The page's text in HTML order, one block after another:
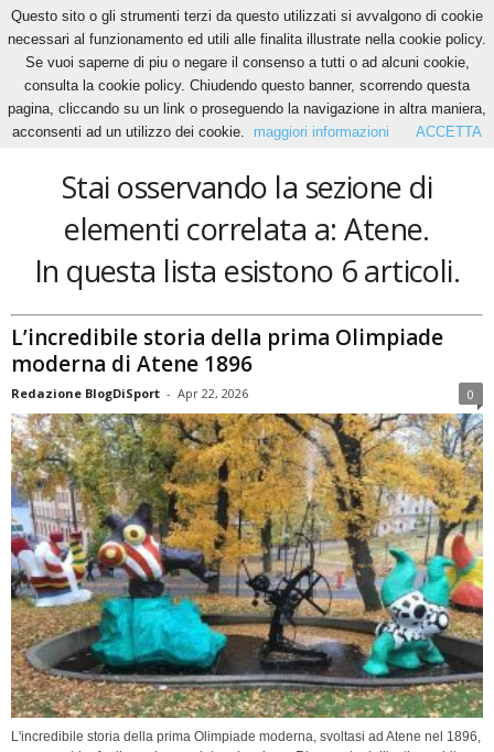
Home Tags Atene
Atene
Stai osservando la sezione di
elementi correlata a: Atene.
In questa lista esistono 6 articoli.
L’incredibile storia della prima Olimpiade
moderna di Atene 1896
Redazione BlogDiSport - Apr 22, 2026 0
L'incredibile storia della prima Olimpiade moderna, svoltasi ad Atene nel 1896,
Questo sito o gli strumenti terzi da questo utilizzati si avvalgono di cookie
necessari al funzionamento ed utili alle finalita illustrate nella cookie policy.
Se vuoi saperne di piu o negare il consenso a tutti o ad alcuni cookie,
consulta la cookie policy. Chiudendo questo banner, scorrendo questa
pagina, cliccando su un link o proseguendo la navigazione in altra maniera,
acconsenti ad un utilizzo dei cookie.
maggiori informazioni ACCETTA